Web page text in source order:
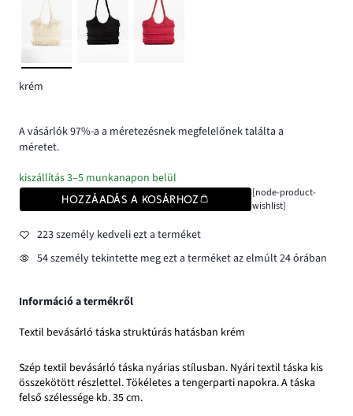
krém
A vásárlók 97%-a a méretezésnek megfelelőnek találta a
méretet.
kiszállítás 3–5 munkanapon belül
HOZZÁADÁS A KOSÁRHOZ
[node-product-
wishlist]
223 személy kedveli ezt a terméket
54 személy tekintette meg ezt a terméket az elmúlt 24 órában
Információ a termékről
Textil bevásárló táska struktúrás hatásban krém
Szép textil bevásárló táska nyárias stílusban. Nyári textil táska kis
összekötött részlettel. Tökéletes a tengerparti napokra. A táska
felső szélessége kb. 35 cm.